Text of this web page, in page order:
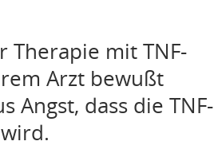
Therapie mit TNF-
Arzt bewußt
Angst, dass die TNF-